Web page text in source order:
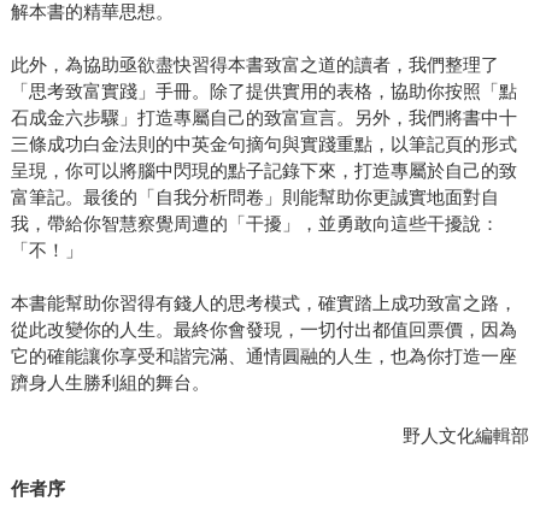
解本書的精華思想。
此外，為協助亟欲盡快習得本書致富之道的讀者，我們整理了
「思考致富實踐」手冊。除了提供實用的表格，協助你按照「點
石成金六步驟」打造專屬自己的致富宣言。另外，我們將書中十
三條成功白金法則的中英金句摘句與實踐重點，以筆記頁的形式
呈現，你可以將腦中閃現的點子記錄下來，打造專屬於自己的致
富筆記。最後的「自我分析問卷」則能幫助你更誠實地面對自
我，帶給你智慧察覺周遭的「干擾」，並勇敢向這些干擾說：
「不！」
本書能幫助你習得有錢人的思考模式，確實踏上成功致富之路，
從此改變你的人生。最終你會發現，一切付出都值回票價，因為
它的確能讓你享受和諧完滿、通情圓融的人生，也為你打造一座
躋身人生勝利組的舞台。
野人文化編輯部
作者序